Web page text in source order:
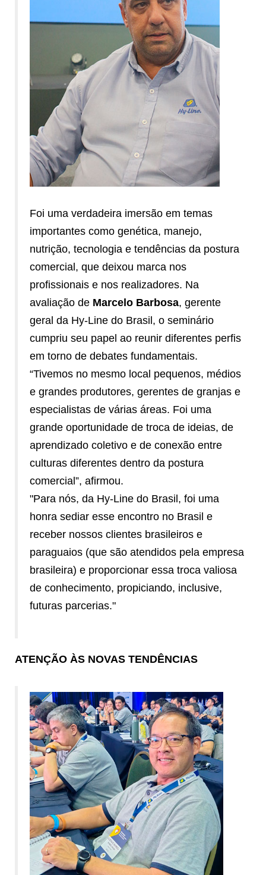
Foi uma verdadeira imersão em temas
importantes como genética, manejo,
nutrição, tecnologia e tendências da postura
comercial, que deixou marca nos
profissionais e nos realizadores. Na
avaliação de Marcelo Barbosa, gerente
geral da Hy-Line do Brasil, o seminário
cumpriu seu papel ao reunir diferentes perfis
em torno de debates fundamentais.
“Tivemos no mesmo local pequenos, médios
e grandes produtores, gerentes de granjas e
especialistas de várias áreas. Foi uma
grande oportunidade de troca de ideias, de
aprendizado coletivo e de conexão entre
culturas diferentes dentro da postura
comercial”, afirmou.
"Para nós, da Hy-Line do Brasil, foi uma
honra sediar esse encontro no Brasil e
receber nossos clientes brasileiros e
paraguaios (que são atendidos pela empresa
brasileira) e proporcionar essa troca valiosa
de conhecimento, propiciando, inclusive,
futuras parcerias."
ATENÇÃO ÀS NOVAS TENDÊNCIAS